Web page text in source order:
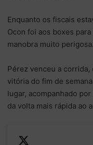
Enquanto os fiscais
Ocon foi aos boxes
manobra muito perigosa.
Pérez venceu a
vitória do fim de
lugar, acompanhado
da volta mais rápida ao